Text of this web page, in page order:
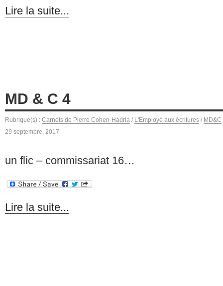
Lire la suite...
MD & C 4
Rubrique(s) : Carnets de Pierre Cohen-Hadria / L'Employé aux écritures / MD&C
29 septembre, 2017
un flic – commissariat 16…
Lire la suite...